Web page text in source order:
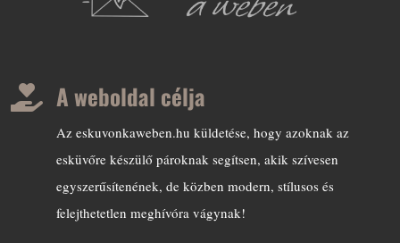
 A weboldal célja
Az eskuvonkaweben.hu küldetése, hogy azoknak az
esküvőre készülő pároknak segítsen, akik szívesen
egyszerűsítenének, de közben modern, stílusos és
felejthetetlen meghívóra vágynak!